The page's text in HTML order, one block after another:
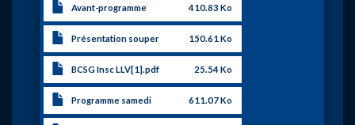
Avant-programme 410.83 Ko
Présentation souper 150.61 Ko
BCSG Insc LLV[1].pdf 25.54 Ko
Programme samedi 611.07 Ko